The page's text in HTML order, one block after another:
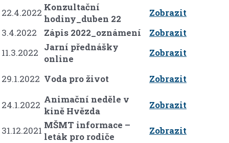
22.4.2022 Konzultační
hodiny_duben 22
Zobrazit
3.4.2022
Zápis 2022_oznámení
Zobrazit
11.3.2022 Jarní přednášky
online
Zobrazit
29.1.2022 Voda pro život Zobrazit
24.1.2022 Animační neděle v
kině Hvězda
Zobrazit
31.12.2021 MŠMT informace –
leták pro rodiče
Zobrazit